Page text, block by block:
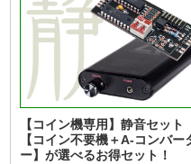
【コイン機専用】静音セット
【コイン不要機＋A-コンバー
ー】が選べるお得セット！